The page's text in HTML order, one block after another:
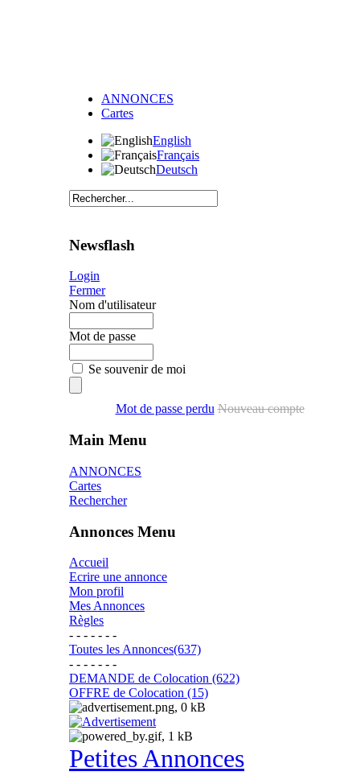
ANNONCES
Cartes
English
Français
Deutsch
Newsflash
Login
Fermer
Nom d'utilisateur
Mot de passe
Se souvenir de moi
Mot de passe perdu Nouveau compte
Main Menu
ANNONCES
Cartes
Rechercher
Annonces Menu
Accueil
Ecrire une annonce
Mon profil
Mes Annonces
Règles
- - - - - - -
Toutes les Annonces(637)
- - - - - - -
DEMANDE de Colocation (622)
OFFRE de Colocation (15)
Petites Annonces